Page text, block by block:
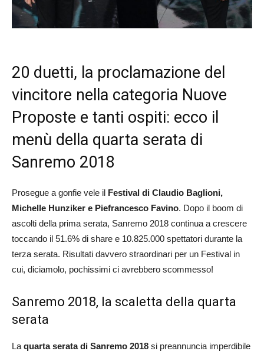
20 duetti, la proclamazione del
vincitore nella categoria Nuove
Proposte e tanti ospiti: ecco il
menù della quarta serata di
Sanremo 2018
Prosegue a gonfie vele il Festival di Claudio Baglioni,
Michelle Hunziker e Piefrancesco Favino. Dopo il boom di
ascolti della prima serata, Sanremo 2018 continua a crescere
toccando il 51.6% di share e 10.825.000 spettatori durante la
terza serata. Risultati davvero straordinari per un Festival in
cui, diciamolo, pochissimi ci avrebbero scommesso!
Sanremo 2018, la scaletta della quarta
serata
La quarta serata di Sanremo 2018 si preannuncia imperdibile